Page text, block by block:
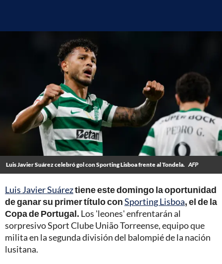
Luis Javier Suárez celebró gol con Sporting Lisboa frente al Tondela. AFP
Luis Javier Suáreztiene este domingo la oportunidad
de ganar su primer título conSporting Lisboa, el de la
Copa de Portugal. Los 'leones' enfrentarán al
sorpresivo Sport Clube União Torreense, equipo que
milita en la segunda división del balompié de la nación
lusitana.